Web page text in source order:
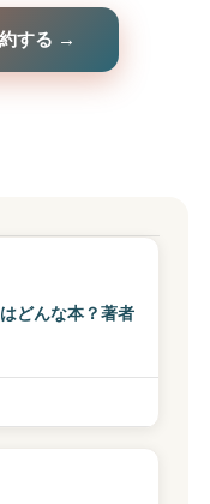
する →
どんな本？著者